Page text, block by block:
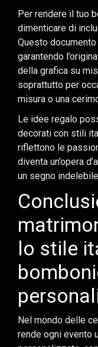
Per rendere il tuo
dimenticare di
Questo
garantendo
della grafica su
soprattutto per
misura o una
Le idee regalo
decorati con stili
riflettono le
diventa un’opera
un segno
lo stile
Nel mondo delle
rende ogni evento